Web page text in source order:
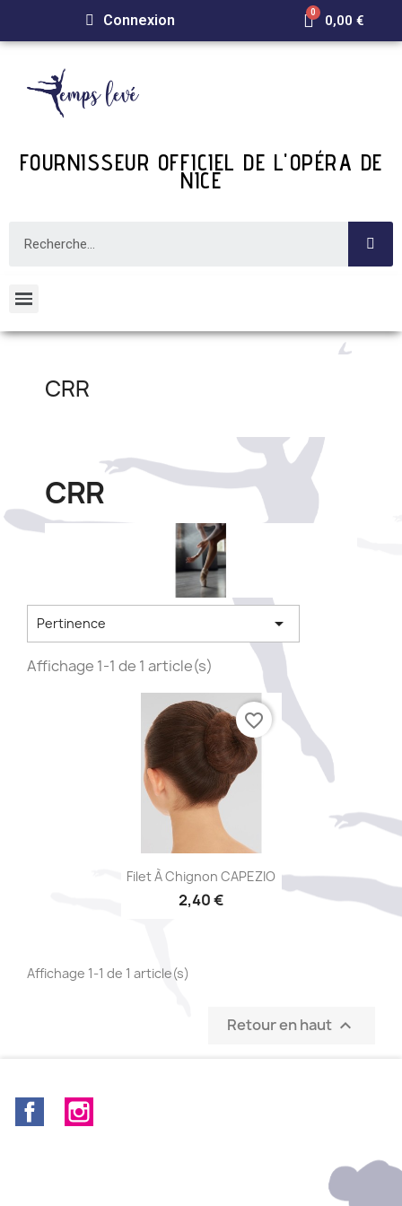
Connexion 0,00 €
FOURNISSEUR OFFICIEL DE L'OPÉRA DE
NICE
CRR
CRR
Pertinence 
Affichage 1-1 de 1 article(s)
 Aperçu rapide
Filet À Chignon CAPEZIO
2,40 €
favorite_border
Affichage 1-1 de 1 article(s)
Retour en haut 
Facebook